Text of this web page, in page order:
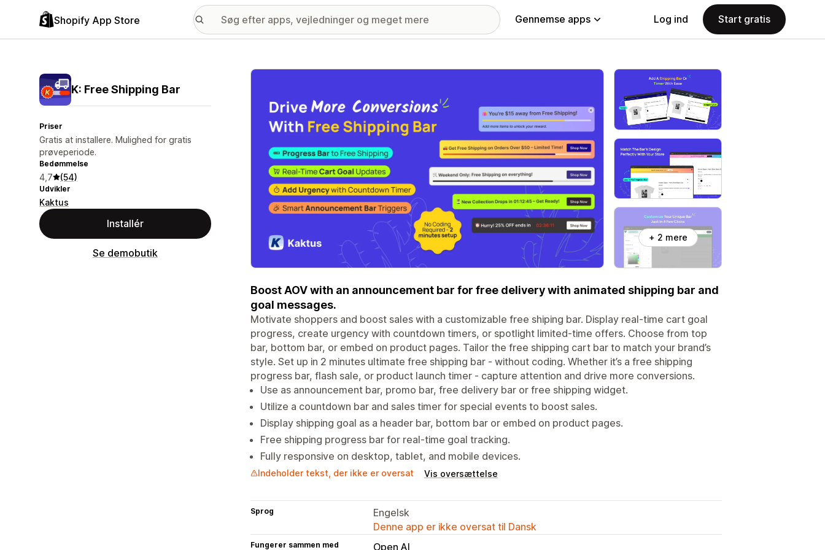
Shopify App Store Gennemse apps Log ind Start gratis
K: Free Shipping Bar
Priser
Gratis at installere. Mulighed for gratis
prøveperiode.
Bedømmelse
4,7 (54)
Udvikler
Kaktus
Installér
Se demobutik
Galleri med udvalgte billeder
+ 2 mere
Boost AOV with an announcement bar for free delivery with animated shipping bar and
goal messages.
Motivate shoppers and boost sales with a customizable free shiping bar. Display real-time cart goal
progress, create urgency with countdown timers, or spotlight limited-time offers. Choose from top
bar, bottom bar, or embed on product pages. Tailor the free shipping cart bar to match your brand’s
style. Set up in 2 minutes ultimate free shipping bar - without coding. Whether it’s a free shipping
progress bar, flash sale, or product launch timer - capture attention and drive more conversions.
Use as announcement bar, promo bar, free delivery bar or free shipping widget.
Utilize a countdown bar and sales timer for special events to boost sales.
Display shipping goal as a header bar, bottom bar or embed on product pages.
Free shipping progress bar for real-time goal tracking.
Fully responsive on desktop, tablet, and mobile devices.
Indeholder tekst, der ikke er oversat Vis oversættelse
Sprog
Engelsk
Denne app er ikke oversat til Dansk
Fungerer sammen med Open AI